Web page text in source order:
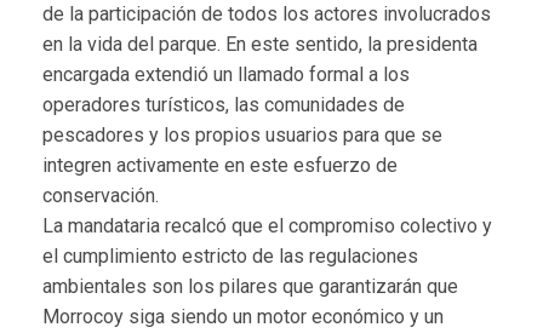
de la participación de todos los actores involucrados
en la vida del parque. En este sentido, la presidenta
encargada extendió un llamado formal a los
operadores turísticos, las comunidades de
pescadores y los propios usuarios para que se
integren activamente en este esfuerzo de
conservación.
La mandataria recalcó que el compromiso colectivo y
el cumplimiento estricto de las regulaciones
ambientales son los pilares que garantizarán que
Morrocoy siga siendo un motor económico y un